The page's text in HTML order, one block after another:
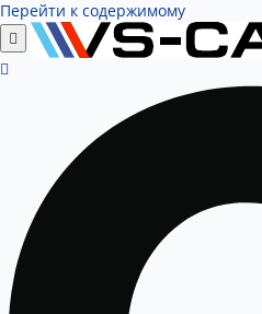
Перейти к содержимому